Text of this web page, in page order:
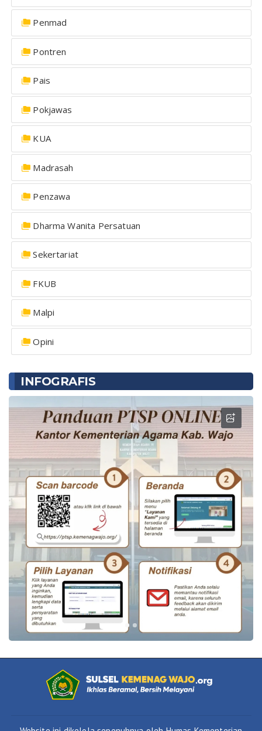
Penmad
Pontren
Pais
Pokjawas
KUA
Madrasah
Penzawa
Dharma Wanita Persatuan
Sekertariat
FKUB
Malpi
Opini
INFOGRAFIS